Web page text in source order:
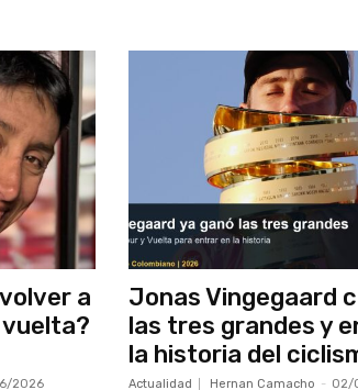
a
2026
Jonas Vingegaard
las tres grandes y
la historia del
Actualidad Hernan Camacho - 02/